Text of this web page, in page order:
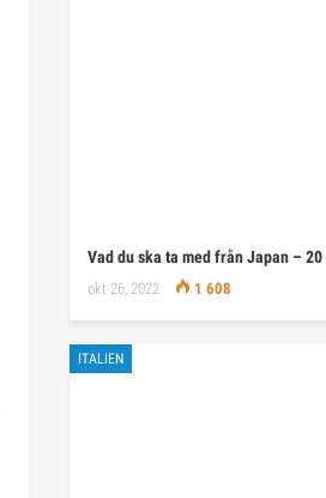
Vad du ska ta med från Japan –
okt 26, 2022 1 608
ITALIEN